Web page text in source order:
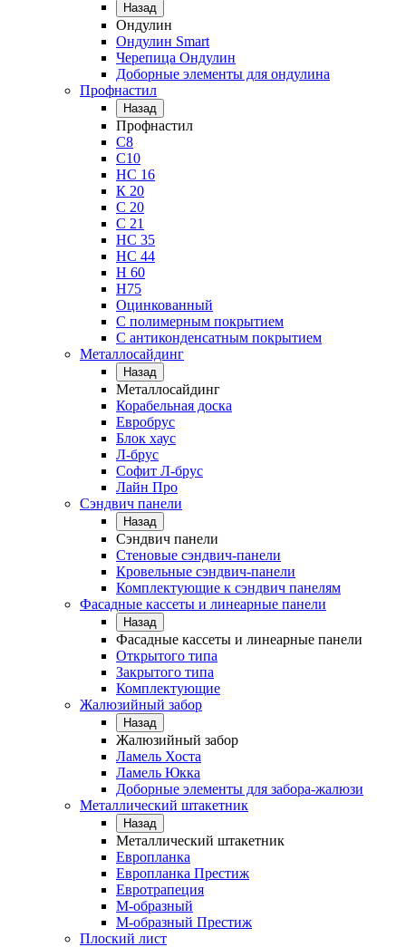
Назад
Ондулин
Ондулин Smart
Черепица Ондулин
Доборные элементы для ондулина
Профнастил
Назад
Профнастил
С8
С10
НС 16
К 20
С 20
С 21
НС 35
НС 44
Н 60
Н75
Оцинкованный
С полимерным покрытием
С антиконденсатным покрытием
Металлосайдинг
Назад
Металлосайдинг
Корабельная доска
Евробрус
Блок хаус
Л-брус
Софит Л-брус
Лайн Про
Сэндвич панели
Назад
Сэндвич панели
Стеновые сэндвич-панели
Кровельные сэндвич-панели
Комплектующие к сэндвич панелям
Фасадные кассеты и линеарные панели
Назад
Фасадные кассеты и линеарные панели
Открытого типа
Закрытого типа
Комплектующие
Жалюзийный забор
Назад
Жалюзийный забор
Ламель Хоста
Ламель Юкка
Доборные элементы для забора-жалюзи
Металлический штакетник
Назад
Металлический штакетник
Европланка
Европланка Престиж
Евротрапеция
М-образный
М-образный Престиж
Плоский лист